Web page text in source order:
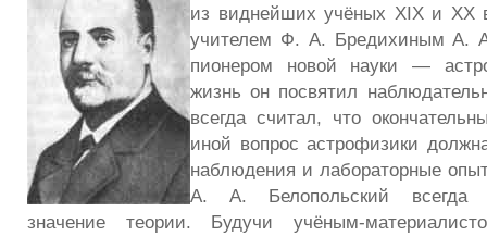
из виднейших учёных XIX и XX
учителем Ф. А. Бредихиным А.
пионером новой науки —
жизнь он посвятил
всегда считал, что
иной вопрос астрофизики
наблюдения и лабораторные
А. А. Белопольский всегда
значение теории. Будучи учёным-